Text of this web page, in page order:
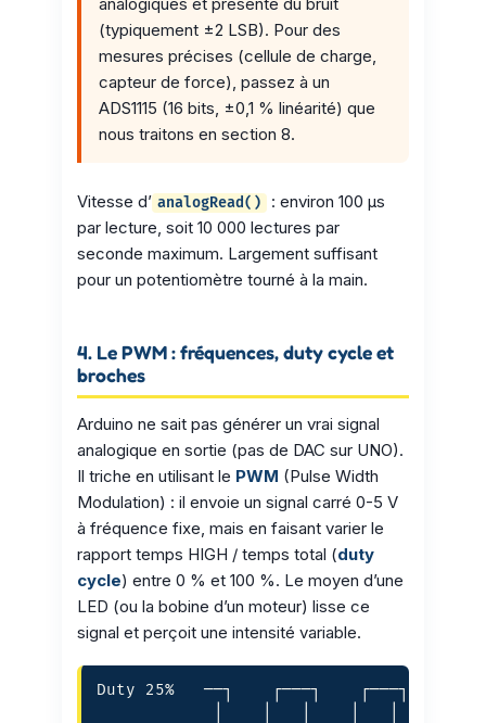
(typiquement ±2 LSB). Pour des
mesures précises (cellule de charge,
capteur de force), passez à un
ADS1115 (16 bits, ±0,1 % linéarité) que
nous traitons en section 8.
Vitesse d’ analogRead()
: environ 100 µs
par lecture, soit 10 000 lectures par
seconde maximum. Largement suffisant
pour un potentiomètre tourné à la main.
4. Le PWM : fréquences, duty cycle et
broches
Arduino ne sait pas générer un vrai signal
analogique en sortie (pas de DAC sur UNO).
Il triche en utilisant le PWM (Pulse Width
Modulation) : il envoie un signal carré 0-5 V
à fréquence fixe, mais en faisant varier le
rapport temps HIGH / temps total (duty
cycle) entre 0 % et 100 %. Le moyen d’une
LED (ou la bobine d’un moteur) lisse ce
signal et perçoit une intensité variable.
Duty 25%   ──┐    ┌───┐    ┌───┐    ┌──